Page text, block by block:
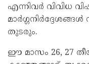
എന്നിവർ വിവിധ
തുടരും.
ഈ മാസം 26, 27